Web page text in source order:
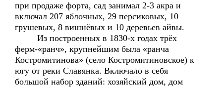
при продаже форта, сад занимал 2-3 акра и
включал 207 яблочных, 29 персиковых, 10
грушевых, 8 вишнёвых и 10 деревьев айвы.
Из построенных в 1830-х годах трёх
ферм-«ранч», крупнейшим была «ранча
Костромитинова» (село Костромитиновское) к
югу от реки Славянка. Включало в себя
большой набор зданий: хозяйский дом, дом